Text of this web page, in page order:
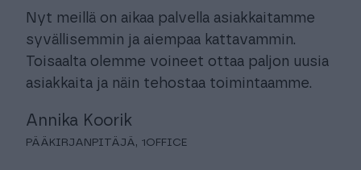
Nyt meillä on aikaa palvella asiakkaitamme
syvällisemmin ja aiempaa kattavammin.
Toisaalta olemme voineet ottaa paljon uusia
asiakkaita ja näin tehostaa toimintaamme.
Annika Koorik
PÄÄKIRJANPITÄJÄ, 1OFFICE